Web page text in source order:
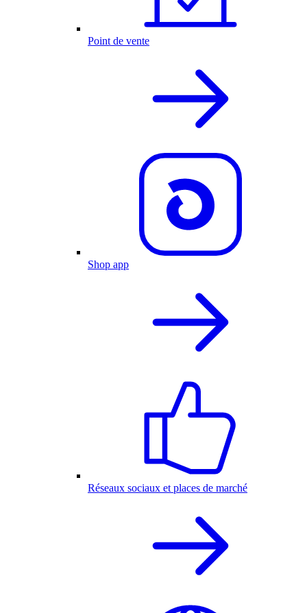
Point de vente
Shop app
Réseaux sociaux et places de marché